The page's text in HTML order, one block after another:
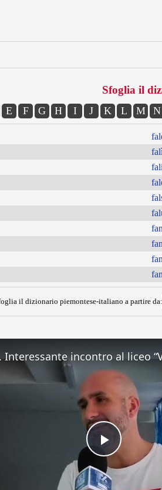
Sfoglia il
E F G H I J K L M N
il dizionario piemontese-italiano a partire da:
Play